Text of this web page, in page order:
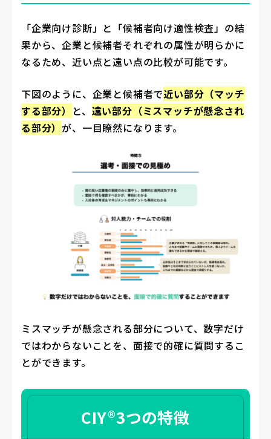
「企業向け診断」と「候補者向け適性検査」の結
果から、企業と候補者それぞれの属性が明らかに
なるため、近い点と遠い点の比較が可能です。
下図のように、企業と候補者で近い部分（マッチ
する部分）
と、 遠い部分（ミスマッチが懸念され
る部分）が、一目瞭然になります。
ミスマッチが懸念される部分について、数字だけ
ではわからないことを、面接で的確に質問するこ
とができます。
CIY®3つの特徴